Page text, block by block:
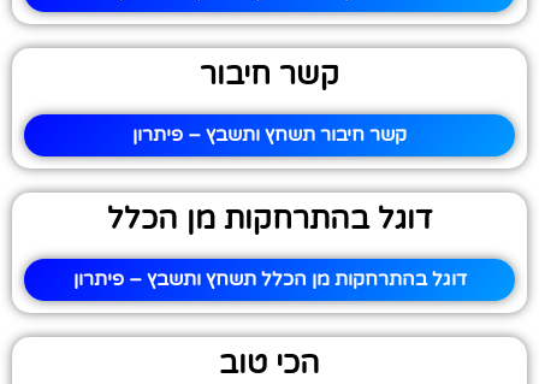
קשר חיבור
קשר חיבור תשחץ ותשבץ – פיתרון
דוגל בהתרחקות מן הכלל
דוגל בהתרחקות מן הכלל תשחץ ותשבץ – פיתרון
הכי טוב